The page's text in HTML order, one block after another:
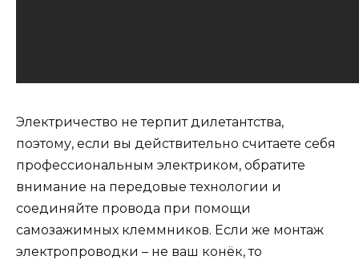
Электричество не терпит дилетантства,
поэтому, если вы действительно считаете себя
профессиональным электриком, обратите
внимание на передовые технологии и
соединяйте провода при помощи
самозажимных клеммников. Если же монтаж
электропроводки – не ваш конёк, то